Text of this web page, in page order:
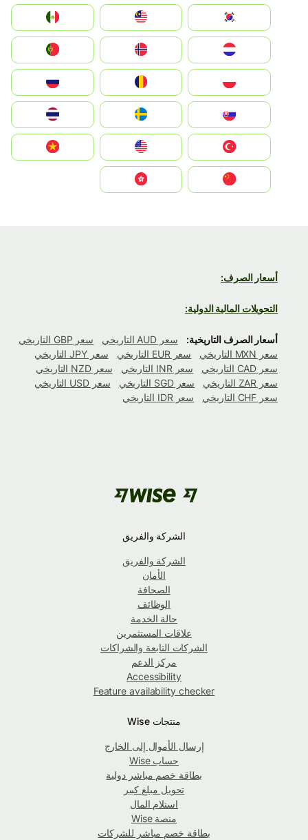
South Korea
Nederland
Portugal
România
Slovensko
United States
Vietnam
أسعار الصرف:
التحويلات المالية الدولية:
أسعار الصرف التاريخية: سعر AUD التاريخي
سعر GBP التاريخي
سعر MXN التاريخي
سعر EUR التاريخي
سعر JPY التاريخي
سعر CAD التاريخي
سعر INR التاريخي
سعر NZD التاريخي
سعر ZAR التاريخي
سعر SGD التاريخي
سعر USD التاريخي
سعر CHF التاريخي
سعر IDR التاريخي
الشركة والفريق
الشركة والفريق
الأمان
الصحافة
الوظائف
حالة الخدمة
علاقات المستثمرين
الشركات التابعة والشراكات
مركز الدعم
Accessibility
Feature availability checker
منتجات Wise
إرسال الأموال إلى الخارج
حساب Wise
بطاقة خصم مباشر دولية
تحويل مبلغ كبير
استلام المال
منصة Wise
بطاقة خصم مباشر للشركات